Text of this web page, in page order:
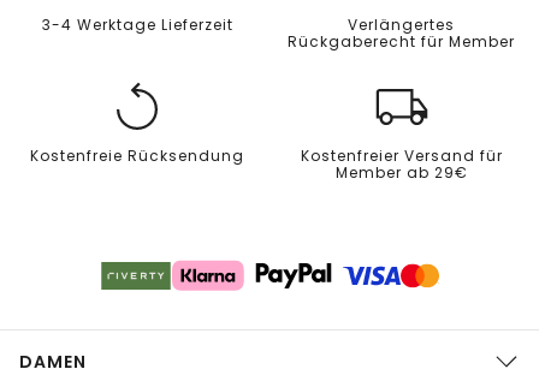
3-4 Werktage Lieferzeit
Verlängertes
Rückgaberecht für Member
Kostenfreie Rücksendung
Kostenfreier Versand für
Member ab 29€
DAMEN